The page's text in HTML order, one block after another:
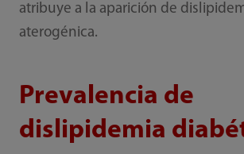
atribuye a la aparición de
aterogénica.
Prevalencia de
dislipidemia